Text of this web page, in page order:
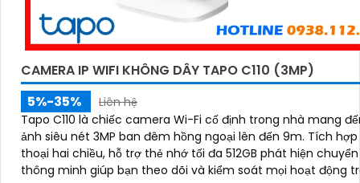
CAMERA IP WIFI KHÔNG DÂY TAPO C110 (3MP)
5%-35%
Liên hệ
Tapo C110 là chiếc camera Wi-Fi cố định trong nhà mang
ảnh siêu nét 3MP ban đêm hồng ngoại lên đến 9m. Tích hợp đàm
thoại hai chiều, hỗ trợ thẻ nhớ tối đa 512GB phát hiện
thông minh giúp bạn theo dõi và kiểm soát mọi hoạt động